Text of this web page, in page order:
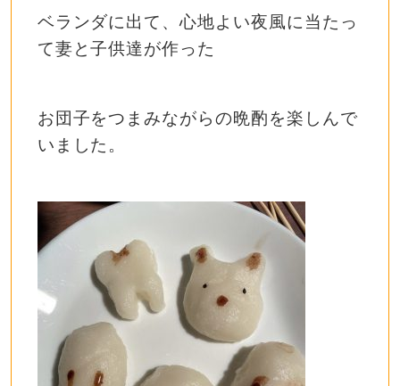
ベランダに出て、心地よい夜風に当たっ
て妻と子供達が作った
お団子をつまみながらの晩酌を楽しんで
いました。